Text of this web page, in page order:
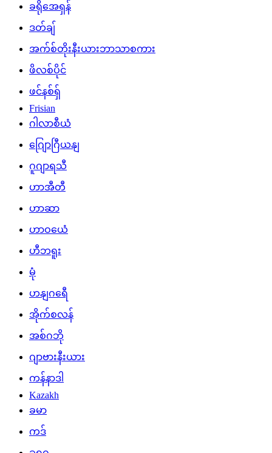
ခရိုအေရှန်
ဒတ်ချ်
အက်စ်တိုးနီးယားဘာသာစကား
ဖိလစ်ပိုင်
ဖင်နစ်ရှ်
Frisian
ဂါလာစီယံ
ဂျြောဂြီယနျ
ဂူဂျာရသီ
ဟာအီတီ
ဟာဆာ
ဟာဝယေံ
ဟီဘရူး
မုံ
ဟနျဂရေီ
အိုက်စလန်
အစ်ဂဘို
ဂျာဗားနီးယား
ကန်နာဒါ
Kazakh
ခမာ
ကဒ်